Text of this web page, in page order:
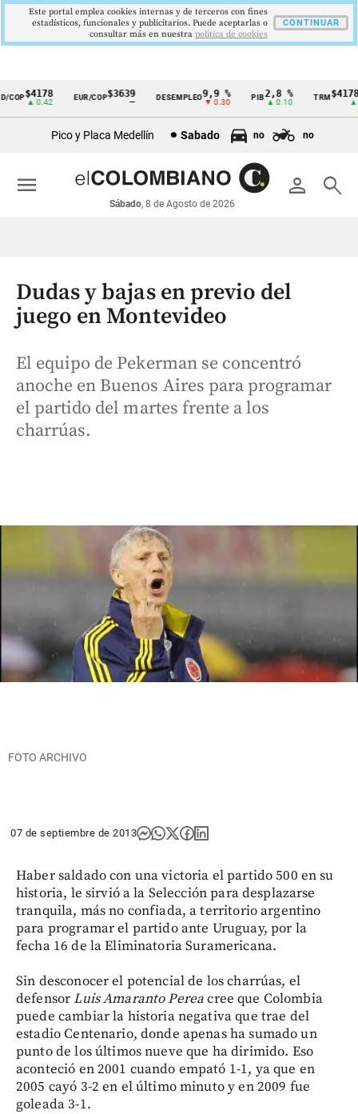
Cintillo
económicos
Colombia
$4178
▲ 0.42
EUR/COP$3639 DESEMPLEO 9,9 %
▼ 0.30
PIB2,8 %
▲ 0.10
TRM
▲
Pico y Placa Medellín Sabado no no
person search
Sábado, 8 de Agosto de 2026
menu
Dudas y bajas en previo del
juego en Montevideo
El equipo de Pekerman se concentró
anoche en Buenos Aires para programar
el partido del martes frente a los
charrúas.
FOTO ARCHIVO
07 de septiembre de 2013
Haber saldado con una victoria el partido 500 en su
historia, le sirvió a la Selección para desplazarse
tranquila, más no confiada, a territorio argentino
para programar el partido ante Uruguay, por la
fecha 16 de la Eliminatoria Suramericana.
Sin desconocer el potencial de los charrúas, el
defensorLuis Amaranto Pereacree que Colombia
puede cambiar la historia negativa que trae del
estadio Centenario, donde apenas ha sumado un
punto de los últimos nueve que ha dirimido. Eso
aconteció en 2001 cuando empató 1-1, ya que en
2005 cayó 3-2 en el último minuto y en 2009 fue
goleada 3-1.
Este portal emplea cookies internas y de terceros con fines
estadísticos, funcionales y publicitarios. Puede aceptarlas o
consultar más en nuestra politica de cookies
CONTINUAR